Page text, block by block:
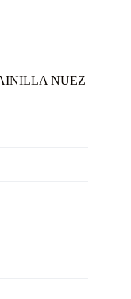
NUEZ